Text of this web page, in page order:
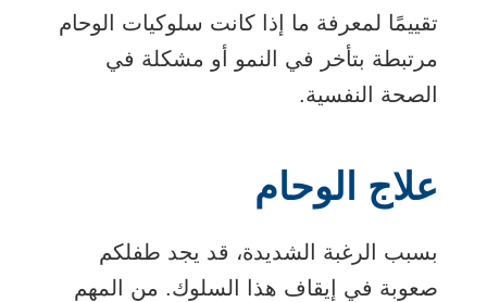
تقييمًا لمعرفة ما إذا كانت سلوكيات الوحام
مرتبطة بتأخر في النمو أو مشكلة في
الصحة النفسية.
علاج الوحام
بسبب الرغبة الشديدة، قد يجد طفلكم
صعوبة في إيقاف هذا السلوك. من المهم